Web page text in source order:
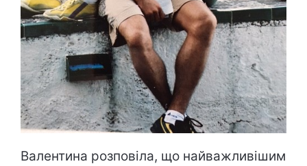
Валентина розповіла, що найважливішим